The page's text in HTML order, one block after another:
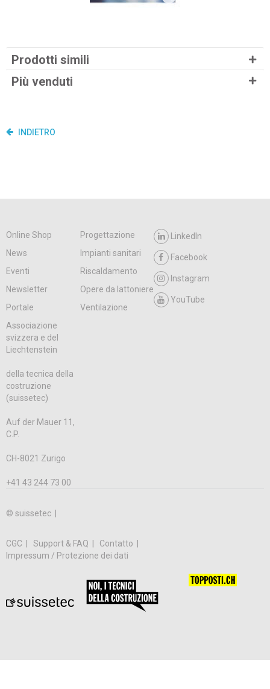
Prodotti simili
Più venduti
INDIETRO
Online Shop
Progettazione
News
Impianti sanitari
Eventi
Riscaldamento
Newsletter
Opere da lattoniere
Portale
Ventilazione
LinkedIn
Facebook
Instagram
YouTube
Associazione
svizzera e del
Liechtenstein
della tecnica della
costruzione
(suissetec)
Auf der Mauer 11,
C.P.
CH-8021 Zurigo
+41 43 244 73 00
© suissetec |
CGC Support & FAQ
Contatto
Impressum / Protezione dei dati